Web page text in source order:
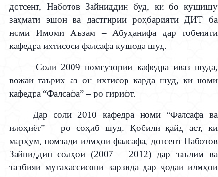
дотсент, Наботов Зайниддин буд, ки бо кушишу
заҳмати эшон ва дастгирии роҳбарияти ДИТ ба
номи Имоми Аъзам – Абуҳанифа дар тобеияти
кафедра ихтисоси фалсафа кушода шуд.
Соли 2009 номгузории кафедра иваз шуда,
вожаи таърих аз он ихтисор кардашуд, ки номи
кафедра “Фалсафа” – ро гирифт.
Дар соли 2010 кафедра номи “Фалсафа ва
илоҳиёт” – ро соҳиб шуд. Қобили қайд аст, ки
марҳум, номзади илмҳои фалсафа, дотсент Наботов
Зайниддин солҳои (2007 – 2012) дар таълим ва
тарбияи мутахассисони варзида дарҷодаи илмҳои